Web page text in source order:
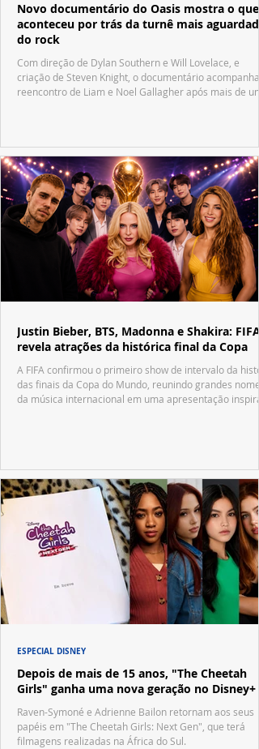
Novo documentário do Oasis mostra o que
aconteceu por trás da turnê mais aguardada
do rock
Com direção de Dylan Southern e Will Lovelace, e
criação de Steven Knight, o documentário acompanha
reencontro de Liam e Noel Gallagher após mais de
Justin Bieber, BTS, Madonna e Shakira: FIFA
revela atrações da histórica final da Copa
A FIFA confirmou o primeiro show de intervalo da
das finais da Copa do Mundo, reunindo grandes nomes
da música internacional em uma apresentação
Depois de mais de 15 anos, "The Cheetah
Girls" ganha uma nova geração no Disney+
Raven-Symoné e Adrienne Bailon retornam aos seus
papéis em "The Cheetah Girls: Next Gen", que terá
filmagens realizadas na África do Sul.
ESPECIAL DISNEY